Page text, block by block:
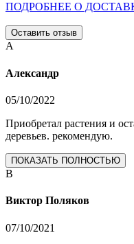
ПОДРОБНЕЕ О
Оставить отзыв
А
Александр
05/10/2022
Приобретал растения и
деревьев. рекомендую.
ПОКАЗАТЬ ПОЛНОСТЬЮ
В
Виктор Поляков
07/10/2021